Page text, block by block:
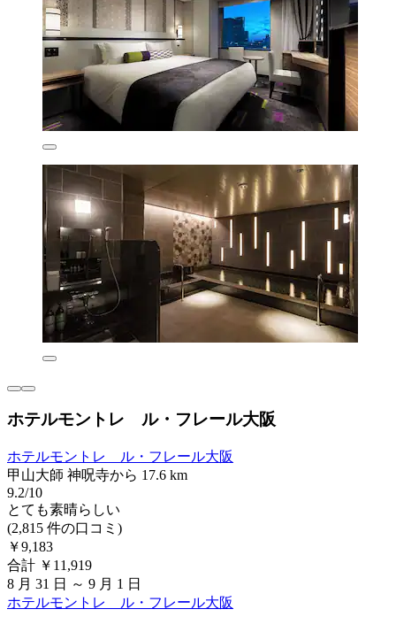
ホテルモントレ ル・フレール大阪
ホテルモントレ ル・フレール大阪
甲山大師 神呪寺から 17.6 km
9.2/10
とても素晴らしい
(2,815 件の口コミ)
￥9,183
合計 ￥11,919
8 月 31 日 ～ 9 月 1 日
ホテルモントレ ル・フレール大阪